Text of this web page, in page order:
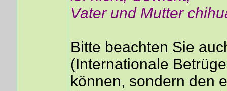
Vater und Mutter
Bitte beachten Sie
(Internationale
können, sondern den